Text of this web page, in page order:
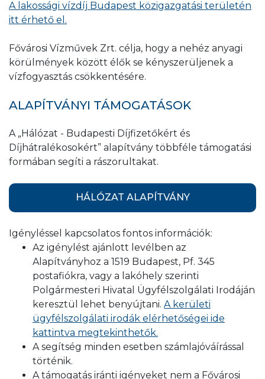
A lakossági vízdíj Budapest közigazgatási területén
itt érhető el.
Fővárosi Vízművek Zrt. célja, hogy a nehéz anyagi
körülmények között élők se kényszerüljenek a
vízfogyasztás csökkentésére.
ALAPÍTVÁNYI TÁMOGATÁSOK
A „Hálózat - Budapesti Díjfizetőkért és
Díjhátralékosokért” alapítvány többféle támogatási
formában segíti a rászorultakat.
HÁLÓZAT ALAPÍTVÁNY
Igényléssel kapcsolatos fontos információk:
Az igénylést ajánlott levélben az
Alapítványhoz a 1519 Budapest, Pf. 345
postafiókra, vagy a lakóhely szerinti
Polgármesteri Hivatal Ügyfélszolgálati Irodáján
keresztül lehet benyújtani. A kerületi
ügyfélszolgálati irodák elérhetőségei ide
kattintva megtekinthetők.
A segítség minden esetben számlajóváírással
történik.
A támogatás iránti igényeket nem a Fővárosi